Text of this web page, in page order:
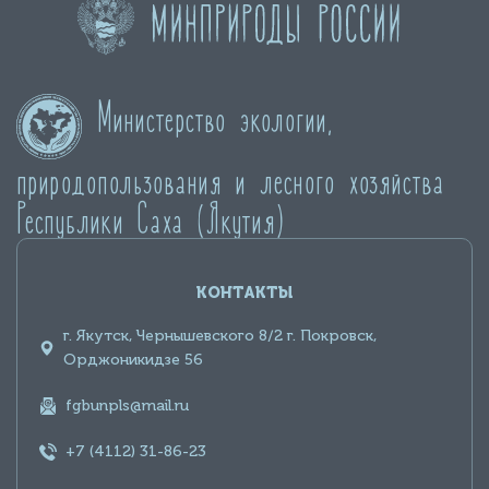
Министерство экологии,
природопользования и лесного хозяйства
Республики Саха (Якутия)
КОНТАКТЫ
г. Якутск, Чернышевского 8/2 г. Покровск,
Орджоникидзе 56
fgbunpls@mail.ru
+7 (4112) 31-86-23